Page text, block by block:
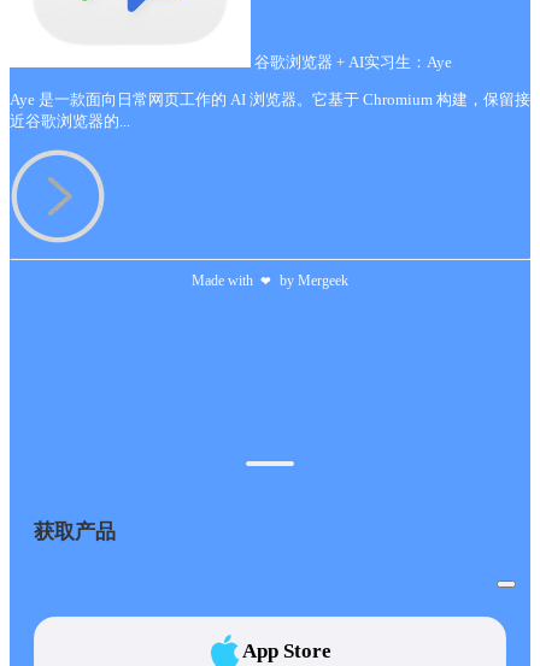
谷歌浏览器 + AI实习生：Aye
Aye 是一款面向日常网页工作的 AI 浏览器。它基于 Chromium 构建，保留接
近谷歌浏览器的...
Made with ❤ by Mergeek
获取产品
App Store